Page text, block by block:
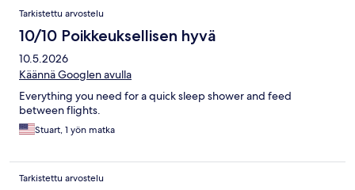
Tarkistettu arvostelu
10/10 Poikkeuksellisen hyvä
10.5.2026
Käännä Googlen avulla
Everything you need for a quick sleep shower and feed
between flights.
Stuart, 1 yön matka
Tarkistettu arvostelu